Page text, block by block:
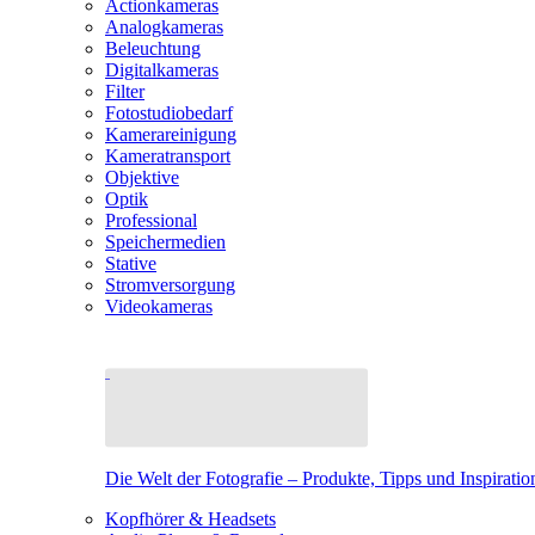
Actionkameras
Analogkameras
Beleuchtung
Digitalkameras
Filter
Fotostudiobedarf
Kamerareinigung
Kameratransport
Objektive
Optik
Professional
Speichermedien
Stative
Stromversorgung
Videokameras
Die Welt der Fotografie – Produkte, Tipps und
Kopfhörer & Headsets